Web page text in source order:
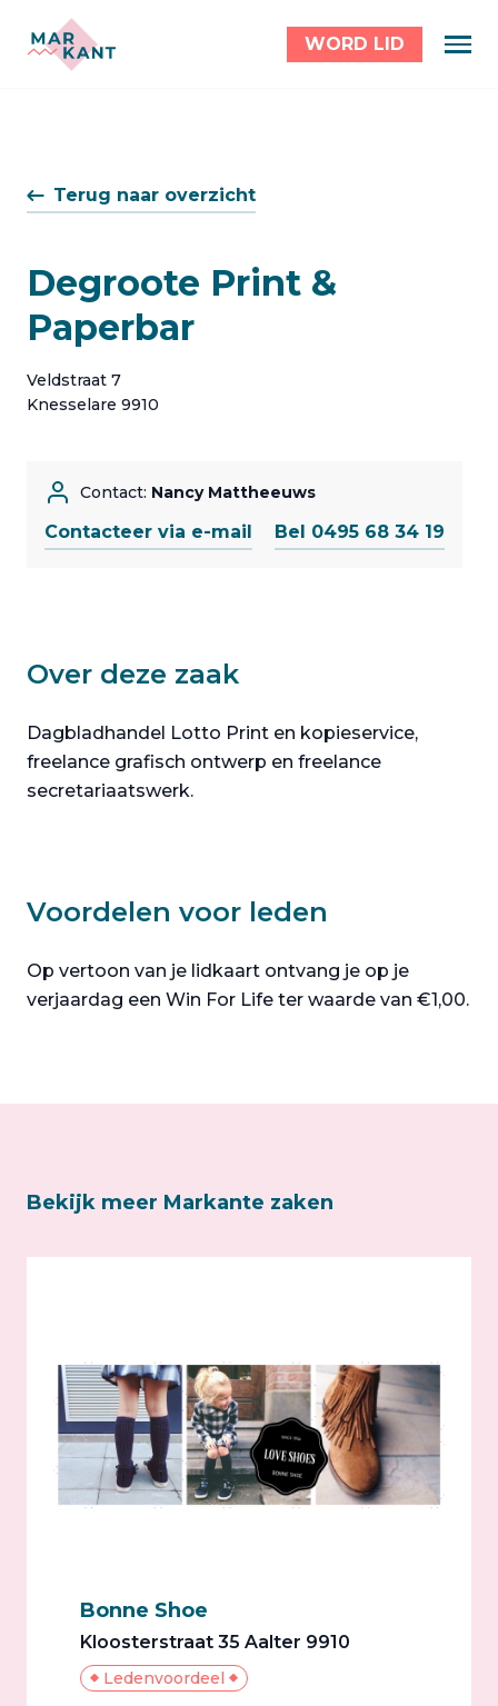
WORD LID
Terug naar overzicht
Degroote Print &
Paperbar
Veldstraat 7
Knesselare 9910
Contact: Nancy Mattheeuws
Contacteer via e-mail Bel 0495 68 34 19
Over deze zaak
Dagbladhandel Lotto Print en kopieservice,
freelance grafisch ontwerp en freelance
secretariaatswerk.
Voordelen voor leden
Op vertoon van je lidkaart ontvang je op je
verjaardag een Win For Life ter waarde van €1,00.
Bekijk meer Markante zaken
Bonne Shoe
Kloosterstraat 35 Aalter 9910
Ledenvoordeel